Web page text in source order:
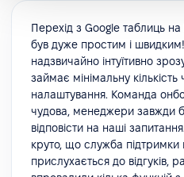
Перехід з Google таблиць
був дуже простим і
надзвичайно інтуїтивно
займає мінімальну кількість
налаштування. Команда
чудова, менеджери завжди
відповісти на наші
круто, що служба підтримки
прислухається до відгуків,